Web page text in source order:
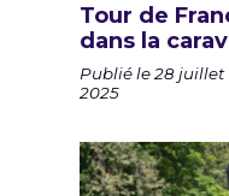
Tour de
dans la
Publié le 28 juillet
2025